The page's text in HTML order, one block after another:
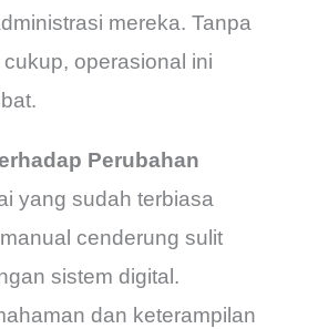
mereka. Tanpa
operasional ini
Perubahan
yang sudah terbiasa
cenderung sulit
sistem digital.
dan keterampilan